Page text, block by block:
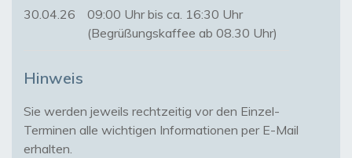
30.04.26
09:00 Uhr bis ca. 16:30 Uhr
(Begrüßungskaffee ab 08.30 Uhr)
Hinweis
Sie werden jeweils rechtzeitig vor den Einzel-
Terminen alle wichtigen Informationen per E-Mail
erhalten.